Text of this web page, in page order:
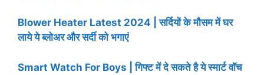
Blower Heater Latest 2024 | सर्दियों के मौसम में घर
लाये ये ब्लोअर और सर्दी को भगाएं
Smart Watch For Boys | गिफ्ट में दे सकते है ये स्मार्ट वॉच